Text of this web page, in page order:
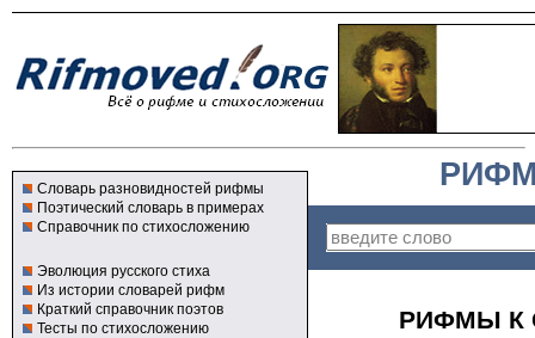
Словарь разновидностей рифмы
Поэтический словарь в примерах
Справочник по стихосложению
Эволюция русского стиха
Из истории словарей рифм
Краткий справочник поэтов
Тесты по стихосложению
РИФМЫ К